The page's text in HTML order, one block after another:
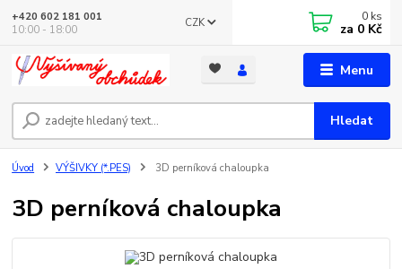
Menu
CZK
Hledat
+420 602 181 001
10:00 - 18:00
0 ks
za 0 Kč
Úvod VÝŠIVKY (*.PES) 3D perníková chaloupka
3D perníková chaloupka